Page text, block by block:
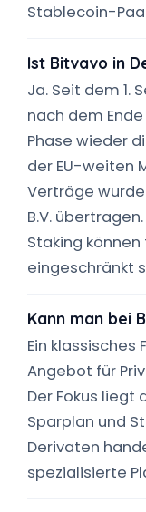
Stablecoin-
Ist Bitvavo in
Ja. Seit dem 1.
nach dem
Phase wieder
der EU-weiten
Verträge
B.V.
Staking
eingeschränkt
Kann man bei
Ein
Angebot für
Der Fokus
Sparplan und
Derivaten
spezialisierte